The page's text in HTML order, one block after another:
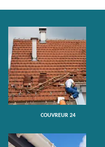
COUVREUR 24